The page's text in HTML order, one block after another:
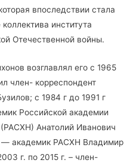
впоследствии стала
института
Отечественной войны.
возглавлял его с 1965
член- корреспондент
с 1984 г до 1991 г
Российской академии
Анатолий Иванович
— академик РАСХН Владимир
г. по 2015 г. – член-